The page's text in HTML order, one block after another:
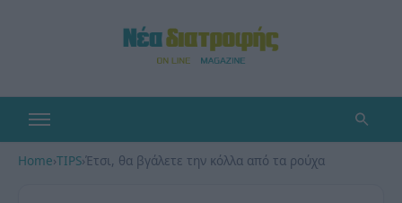
Home›TIPS›Έτσι, θα βγάλετε την κόλλα από τα ρούχα